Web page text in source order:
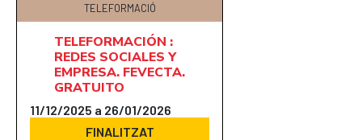
TELEFORMACIÓ
TELEFORMACIÓN :
REDES SOCIALES Y
EMPRESA. FEVECTA.
GRATUITO
11/12/2025 a 26/01/2026
FINALITZAT